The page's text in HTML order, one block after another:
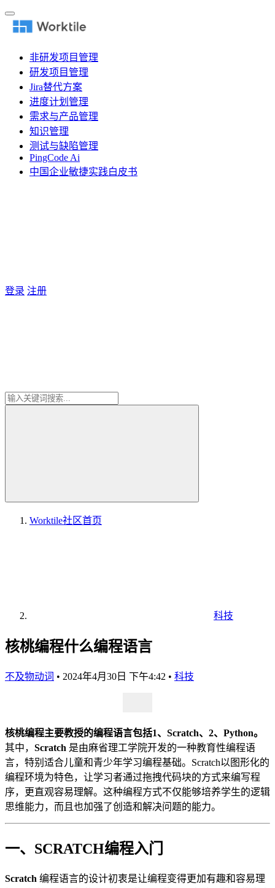
非研发项目管理
研发项目管理
Jira替代方案
进度计划管理
需求与产品管理
知识管理
测试与缺陷管理
PingCode Ai
中国企业敏捷实践白皮书
登录 注册
Worktile社区首页
科技
核桃编程什么编程语言
不及物动词 • 2024年4月30日 下午4:42 • 科技
核桃编程主要教授的编程语言包括1、Scratch、2、Python。
其中， Scratch 是由麻省理工学院开发的一种教育性编程语
言，特别适合儿童和青少年学习编程基础。Scratch以图形化的
编程环境为特色，让学习者通过拖拽代码块的方式来编写程
序，更直观容易理解。这种编程方式不仅能够培养学生的逻辑
思维能力，而且也加强了创造和解决问题的能力。
一、SCRATCH编程入门
Scratch 编程语言的设计初衷是让编程变得更加有趣和容易理